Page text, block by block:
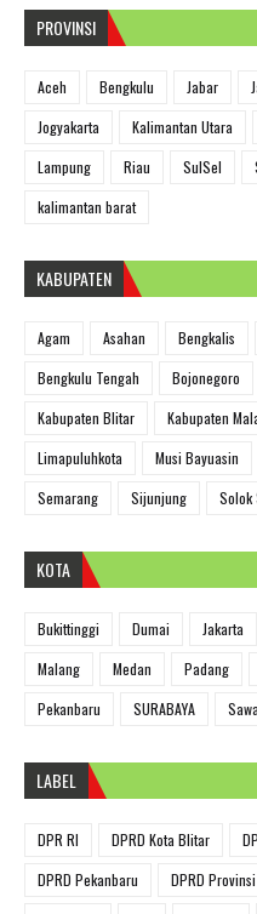
PROVINSI
Aceh Bengkulu Jabar
Jogyakarta
Kalimantan Utara
Lampung
Riau SulSel
kalimantan barat
KABUPATEN
Agam Asahan Bengkalis
Bengkulu Tengah
Bojonegoro
Kabupaten Blitar
Kabupaten
Limapuluhkota
Musi Bayuasin
Semarang
Sijunjung Solok
KOTA
Bukittinggi Dumai Jakarta
Malang
Medan Padang
Pekanbaru
SURABAYA
LABEL
DPR RI DPRD Kota Blitar
DPRD Pekanbaru
DPRD Provinsi